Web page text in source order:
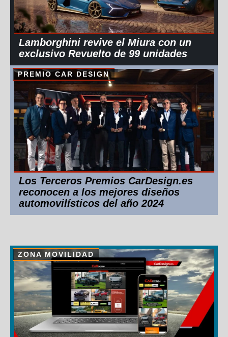
Lamborghini revive el Miura con un
exclusivo Revuelto de 99 unidades
PREMIO CAR DESIGN
Los Terceros Premios CarDesign.es
reconocen a los mejores diseños
automovilísticos del año 2024
ZONA MOVILIDAD